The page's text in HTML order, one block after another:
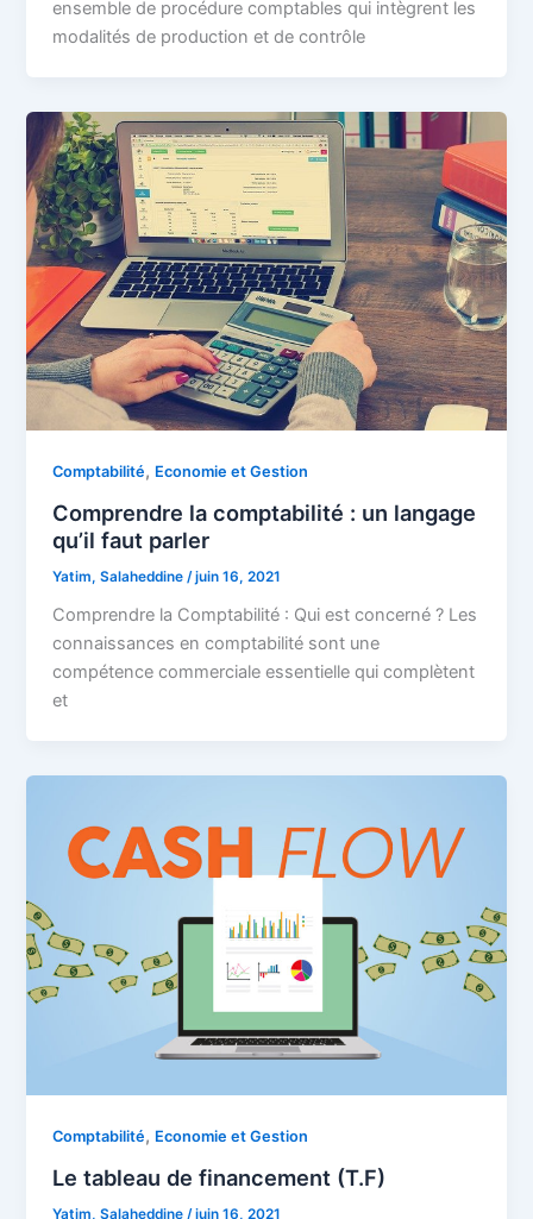
ensemble de procédure comptables qui intègrent les
modalités de production et de contrôle
Comptabilité, Economie et Gestion
Comprendre la comptabilité : un langage
qu’il faut parler
Yatim, Salaheddine /juin 16, 2021
Comprendre la Comptabilité : Qui est concerné ? Les
connaissances en comptabilité sont une
compétence commerciale essentielle qui complètent
et
Comptabilité, Economie et Gestion
Le tableau de financement (T.F)
Yatim, Salaheddine /juin 16, 2021